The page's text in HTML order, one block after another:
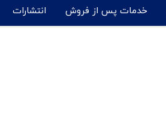
خدمات پس از فروش انتشارات